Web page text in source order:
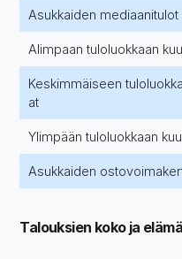
Asukkaiden mediaanitulot
Alimpaan tuloluokkaan
Keskimmäiseen
at
Ylimpään tuloluokkaan
Asukkaiden
Talouksien koko ja